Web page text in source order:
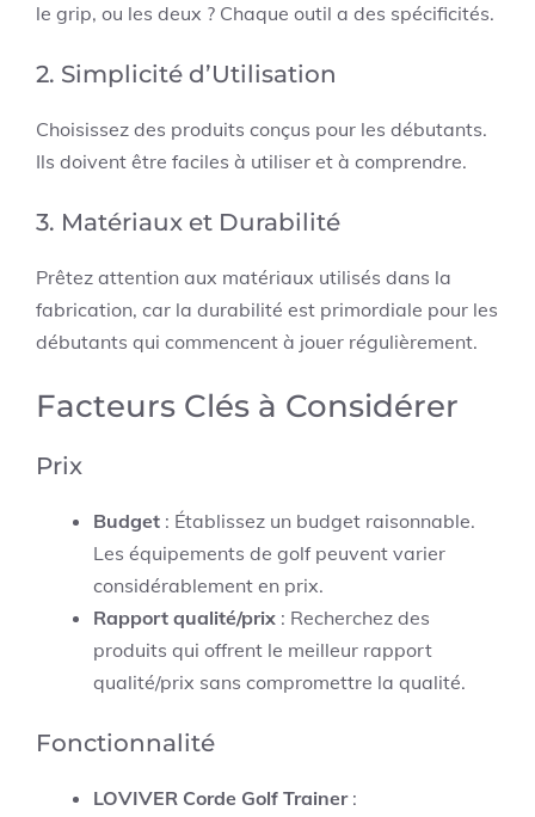
le grip, ou les deux ? Chaque outil a des spécificités.
2. Simplicité d’Utilisation
Choisissez des produits conçus pour les débutants.
Ils doivent être faciles à utiliser et à comprendre.
3. Matériaux et Durabilité
Prêtez attention aux matériaux utilisés dans la
fabrication, car la durabilité est primordiale pour les
débutants qui commencent à jouer régulièrement.
Facteurs Clés à Considérer
Prix
Budget : Établissez un budget raisonnable.
Les équipements de golf peuvent varier
considérablement en prix.
Rapport qualité/prix : Recherchez des
produits qui offrent le meilleur rapport
qualité/prix sans compromettre la qualité.
Fonctionnalité
LOVIVER Corde Golf Trainer: